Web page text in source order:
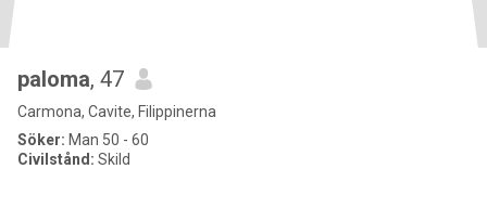
paloma, 47
Carmona, Cavite, Filippinerna
Söker: Man 50 - 60
Civilstånd: Skild